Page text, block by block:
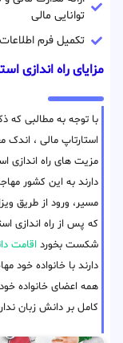
توانایی مالی
تکمیل فرم
مزایای راه اندازی
با توجه به مطالبی که
استارتاپ مالی ، اندک
مزیت های راه اندازی
دارند به این کشور
مسیر، ورود از طریق
که پس از راه اندازی
شکست بخورد اقامت
دارند با خانواده خود
همه اعضای خانواده
کامل بر دانش زبان